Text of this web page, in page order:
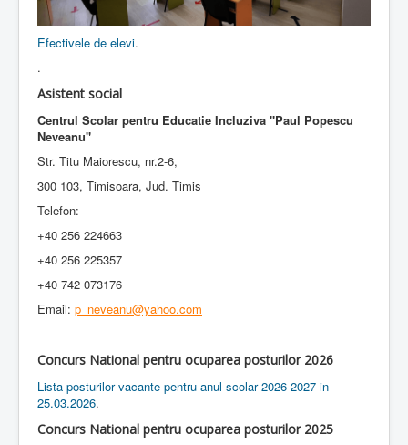
Efectivele de elevi.
.
Asistent social
Centrul Scolar pentru Educatie Incluziva "Paul Popescu
Neveanu"
Str. Titu Maiorescu, nr.2-6,
300 103, Timisoara, Jud. Timis
Telefon:
+40 256 224663
+40 256 225357
+40 742 073176
Email: p_neveanu@yahoo.com
Concurs National pentru ocuparea posturilor 2026
Lista posturilor vacante pentru anul scolar 2026-2027 in
25.03.2026.
Concurs National pentru ocuparea posturilor 2025